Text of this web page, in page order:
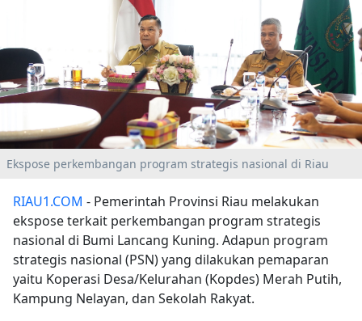
Ekspose perkembangan program strategis nasional di Riau
RIAU1.COM - Pemerintah Provinsi Riau melakukan
ekspose terkait perkembangan program strategis
nasional di Bumi Lancang Kuning. Adapun program
strategis nasional (PSN) yang dilakukan pemaparan
yaitu Koperasi Desa/Kelurahan (Kopdes) Merah Putih,
Kampung Nelayan, dan Sekolah Rakyat.